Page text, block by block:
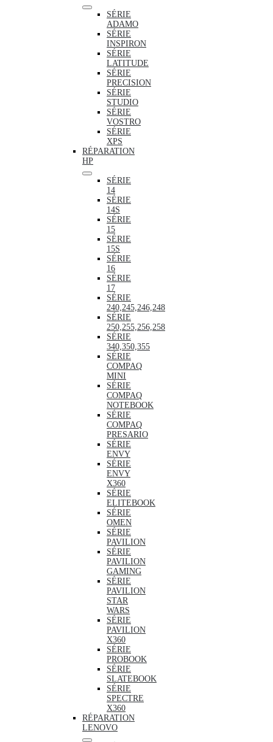
SÉRIE
ADAMO
SÉRIE
INSPIRON
SÉRIE
LATITUDE
SÉRIE
PRECISION
SÉRIE
STUDIO
SÉRIE
VOSTRO
SÉRIE
XPS
RÉPARATION
HP
SÉRIE
14
SÉRIE
14S
SÉRIE
15
SÉRIE
15S
SÉRIE
16
SÉRIE
17
SÉRIE
240,245,246,248
SÉRIE
250,255,256,258
SÉRIE
340,350,355
SÉRIE
COMPAQ
MINI
SÉRIE
COMPAQ
NOTEBOOK
SÉRIE
COMPAQ
PRESARIO
SÉRIE
ENVY
SÉRIE
ENVY
X360
SÉRIE
ELITEBOOK
SÉRIE
OMEN
SÉRIE
PAVILION
SÉRIE
PAVILION
GAMING
SÉRIE
PAVILION
STAR
WARS
SÉRIE
PAVILION
X360
SÉRIE
PROBOOK
SÉRIE
SLATEBOOK
SÉRIE
SPECTRE
X360
RÉPARATION
LENOVO